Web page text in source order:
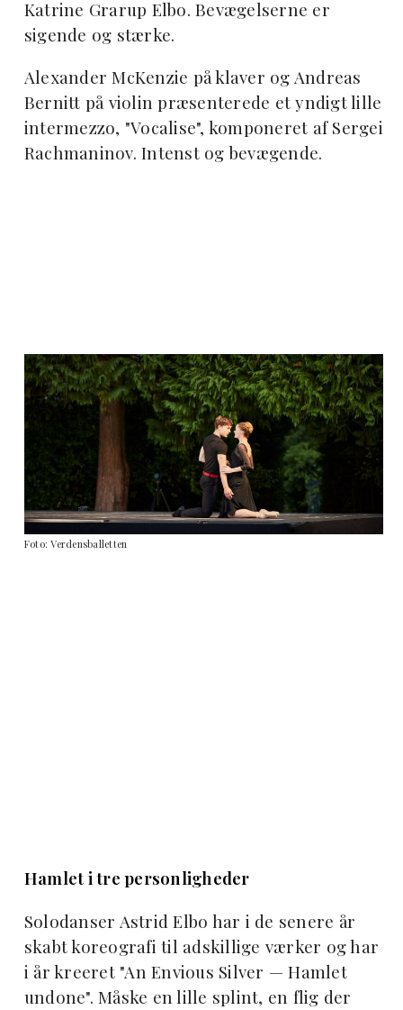
Katrine Grarup Elbo. Bevægelserne er
sigende og stærke.
Alexander McKenzie på klaver og Andreas
Bernitt på violin præsenterede et yndigt lille
intermezzo, "Vocalise", komponeret af Sergei
Rachmaninov. Intenst og bevægende.
Foto: Verdensballetten
Hamlet i tre personligheder
Solodanser Astrid Elbo har i de senere år
skabt koreografi til adskillige værker og har
i år kreeret "An Envious Silver — Hamlet
undone". Måske en lille splint, en flig der